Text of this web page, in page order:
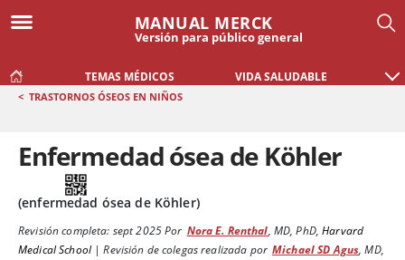
MANUAL MERCK
Versión para público general
TEMAS MÉDICOS VIDA SALUDABLE
< TRASTORNOS ÓSEOS EN NIÑOS
Enfermedad ósea de Köhler
(enfermedad ósea de Köhler)
Revisión completa: sept 2025Por Nora E. Renthal, MD, PhD,Harvard
Medical School|Revisión de colegas realizada por Michael SD Agus,MD,